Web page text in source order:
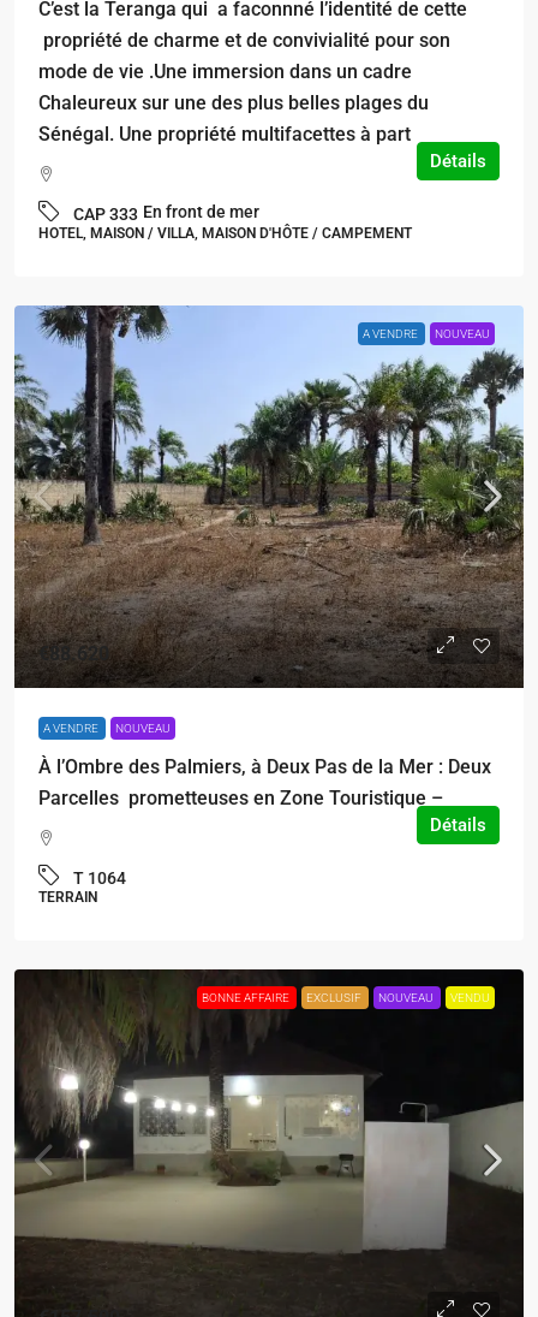
C’est la Teranga qui a faconnné l’identité de cette
propriété de charme et de convivialité pour son
mode de vie .Une immersion dans un cadre
Chaleureux sur une des plus belles plages du
Sénégal. Une propriété multifacettes à part
CAP 333 En front de mer
HOTEL, MAISON / VILLA, MAISON D'HÔTE / CAMPEMENT
Détails
A VENDRE NOUVEAU
€88.620
A VENDRE NOUVEAU
À l’Ombre des Palmiers, à Deux Pas de la Mer : Deux
Parcelles prometteuses en Zone Touristique –
T 1064
TERRAIN
Détails
BONNE AFFAIRE EXCLUSIF NOUVEAU VENDU